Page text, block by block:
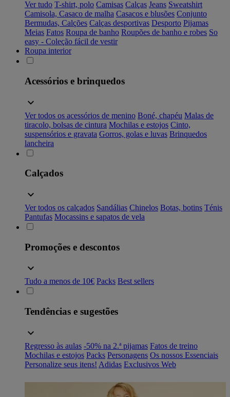
Ver tudo T-shirt, polo Camisas Calças Jeans Sweatshirt
Camisola, Casaco de malha Casacos e blusões Conjunto
Bermudas, Calções Calças desportivas Desporto Pijamas
Meias Fatos Roupa de banho Roupões de banho e robes So
easy - Coleção fácil de vestir
Roupa interior
Acessórios e brinquedos
Ver todos os acessórios de menino Boné, chapéu Malas de
tiracolo, bolsas de cintura Mochilas e estojos Cinto,
suspensórios e gravata Gorros, golas e luvas Brinquedos
lancheira
Calçados
Ver todos os calçados Sandálias Chinelos Botas, botins Ténis
Pantufas Mocassins e sapatos de vela
Promoções e descontos
Tudo a menos de 10€ Packs Best sellers
Tendências e sugestões
Regresso às aulas -50% na 2.ª pijamas Fatos de treino
Mochilas e estojos Packs Personagens Os nossos Essenciais
Personalize seus itens! Adidas Exclusivos Web